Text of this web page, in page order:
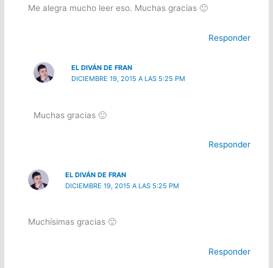
Me alegra mucho leer eso. Muchas gracias 🙂
Responder
EL DIVÁN DE FRAN
DICIEMBRE 19, 2015 A LAS 5:25 PM
Muchas gracias 🙂
Responder
EL DIVÁN DE FRAN
DICIEMBRE 19, 2015 A LAS 5:25 PM
Muchísimas gracias 🙂
Responder